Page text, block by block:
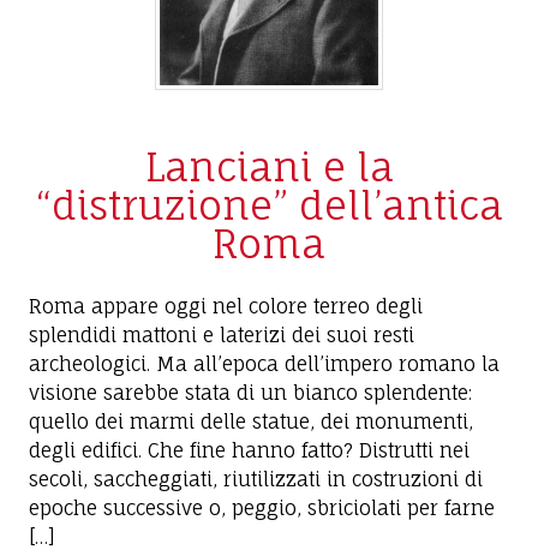
Lanciani e la
“distruzione” dell’antica
Roma
Roma appare oggi nel colore terreo degli
splendidi mattoni e laterizi dei suoi resti
archeologici. Ma all’epoca dell’impero romano la
visione sarebbe stata di un bianco splendente:
quello dei marmi delle statue, dei monumenti,
degli edifici. Che fine hanno fatto? Distrutti nei
secoli, saccheggiati, riutilizzati in costruzioni di
epoche successive o, peggio, sbriciolati per farne
[…]